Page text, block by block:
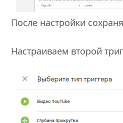
После настройки
Настраиваем второй